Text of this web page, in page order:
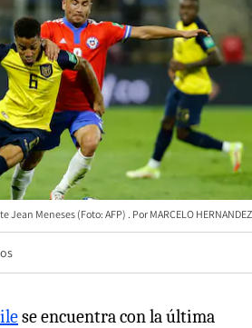
Jean Meneses (Foto: AFP) MARCELO HERNANDEZ
se encuentra con la última